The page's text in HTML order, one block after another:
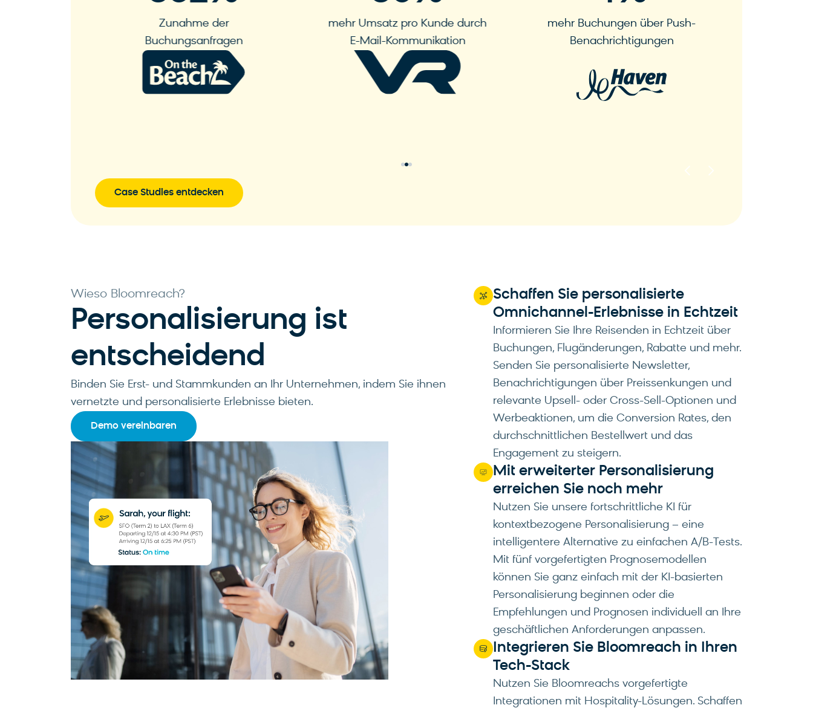
Zunahme der
Buchungsanfragen
mehr Umsatz pro Kunde durch
E-Mail-Kommunikation
mehr Buchungen über Push-
Benachrichtigungen
Case Studies entdecken
Wieso Bloomreach?
Personalisierung ist
entscheidend
Binden Sie Erst- und Stammkunden an Ihr Unternehmen, indem Sie ihnen
vernetzte und personalisierte Erlebnisse bieten.
Demo vereinbaren
Schaffen Sie personalisierte
Omnichannel-Erlebnisse in Echtzeit
Informieren Sie Ihre Reisenden in Echtzeit über
Buchungen, Flugänderungen, Rabatte und mehr.
Senden Sie personalisierte Newsletter,
Benachrichtigungen über Preissenkungen und
relevante Upsell- oder Cross-Sell-Optionen und
Werbeaktionen, um die Conversion Rates, den
durchschnittlichen Bestellwert und das
Engagement zu steigern.
Mit erweiterter Personalisierung
erreichen Sie noch mehr
Nutzen Sie unsere fortschrittliche KI für
kontextbezogene Personalisierung – eine
intelligentere Alternative zu einfachen A/B-Tests.
Mit fünf vorgefertigten Prognosemodellen
können Sie ganz einfach mit der KI-basierten
Personalisierung beginnen oder die
Empfehlungen und Prognosen individuell an Ihre
geschäftlichen Anforderungen anpassen.
Integrieren Sie Bloomreach in Ihren
Tech-Stack
Nutzen Sie Bloomreachs vorgefertigte
Integrationen mit Hospitality-Lösungen. Schaffen